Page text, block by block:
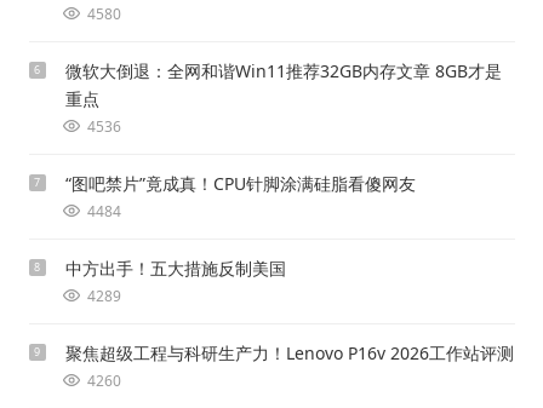
4580
6
微软大倒退：全网和谐Win11推荐32GB内存文章 8GB才是
重点
4536
7 “图吧禁片”竟成真！CPU针脚涂满硅脂看傻网友
4484
8 中方出手！五大措施反制美国
4289
9 聚焦超级工程与科研生产力！Lenovo P16v 2026工作站评测
4260